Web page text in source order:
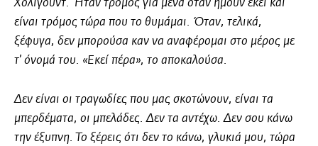
Χόλιγουντ. Ήταν τρόμος για μένα όταν ήμουν εκεί και
είναι τρόμος τώρα που το θυμάμαι. Όταν, τελικά,
ξέφυγα, δεν μπορούσα καν να αναφέρομαι στο μέρος με
τ’ όνομά του. «Εκεί πέρα», το αποκαλούσα.
Δεν είναι οι τραγωδίες που μας σκοτώνουν, είναι τα
μπερδέματα, οι μπελάδες. Δεν τα αντέχω. Δεν σου κάνω
την έξυπνη. Το ξέρεις ότι δεν το κάνω, γλυκιά μου, τώρα